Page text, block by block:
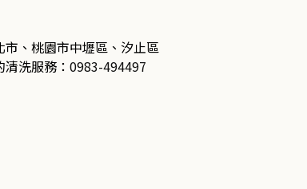
、桃園市中壢區、汐止區
洗服務： 0983-494497